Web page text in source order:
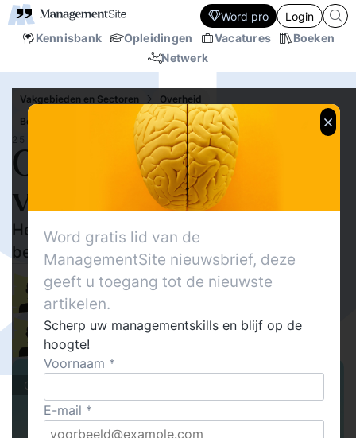
Kennisbank Opleidingen Vacatures
Boeken
Netwerk
Word pro Login
Vakgebieden en Sectoren
Overheid
Bestuur
Bureaucratie
25 JUN.‘26
Organiseren als blinde
vlek
Het publieke domein heeft beginselen van
behoorlijk organiseren nodig
Alinda van Bruggen
Harry ter Braak
0
Cover stories · Boeken
Word gratis lid van de
ManagementSite nieuwsbrief, deze
geeft u toegang tot de nieuwste
artikelen.
Scherp uw managementskills en blijf op de
hoogte!
Voornaam
E-mail